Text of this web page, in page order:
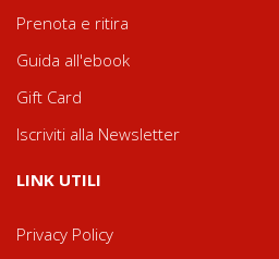
Prenota e ritira
Guida all'ebook
Gift Card
Iscriviti alla Newsletter
LINK UTILI
Privacy Policy